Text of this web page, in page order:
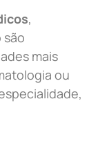
,
são
mais
ou